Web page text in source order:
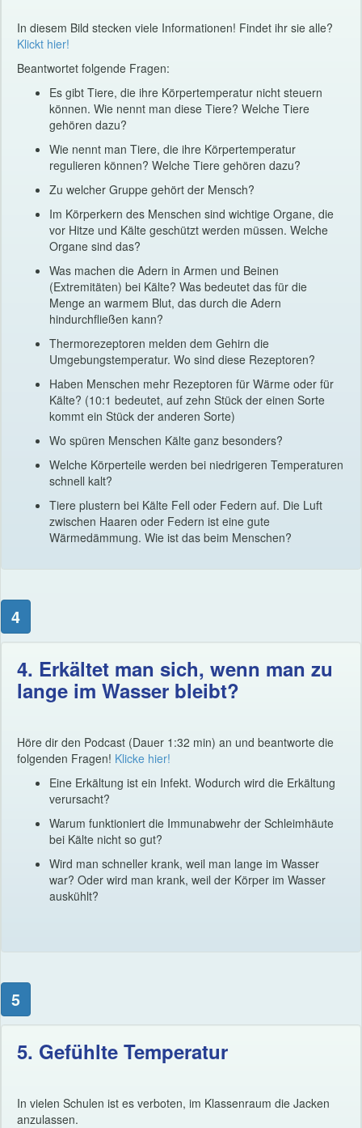
In diesem Bild stecken viele Informationen! Findet ihr sie alle?
Klickt hier!
Beantwortet folgende Fragen:
Es gibt Tiere, die ihre Körpertemperatur nicht steuern
können. Wie nennt man diese Tiere? Welche Tiere
gehören dazu?
Wie nennt man Tiere, die ihre Körpertemperatur
regulieren können? Welche Tiere gehören dazu?
Zu welcher Gruppe gehört der Mensch?
Im Körperkern des Menschen sind wichtige Organe, die
vor Hitze und Kälte geschützt werden müssen. Welche
Organe sind das?
Was machen die Adern in Armen und Beinen
(Extremitäten) bei Kälte? Was bedeutet das für die
Menge an warmem Blut, das durch die Adern
hindurchfließen kann?
Thermorezeptoren melden dem Gehirn die
Umgebungstemperatur. Wo sind diese Rezeptoren?
Haben Menschen mehr Rezeptoren für Wärme oder für
Kälte? (10:1 bedeutet, auf zehn Stück der einen Sorte
kommt ein Stück der anderen Sorte)
Wo spüren Menschen Kälte ganz besonders?
Welche Körperteile werden bei niedrigeren Temperaturen
schnell kalt?
Tiere plustern bei Kälte Fell oder Federn auf. Die Luft
zwischen Haaren oder Federn ist eine gute
Wärmedämmung. Wie ist das beim Menschen?
4
4. Erkältet man sich, wenn man zu
lange im Wasser bleibt?
Höre dir den Podcast (Dauer 1:32 min) an und beantworte die
folgenden Fragen! Klicke hier!
Eine Erkältung ist ein Infekt. Wodurch wird die Erkältung
verursacht?
Warum funktioniert die Immunabwehr der Schleimhäute
bei Kälte nicht so gut?
Wird man schneller krank, weil man lange im Wasser
war? Oder wird man krank, weil der Körper im Wasser
auskühlt?
5
5. Gefühlte Temperatur
In vielen Schulen ist es verboten, im Klassenraum die Jacken
anzulassen.